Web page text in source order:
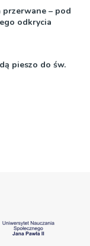
przerwane – pod
odkrycia
pieszo do św.